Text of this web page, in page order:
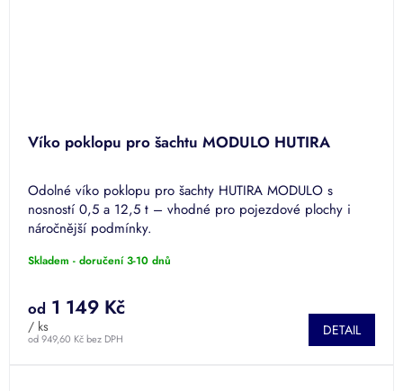
Víko poklopu pro šachtu MODULO HUTIRA
Odolné víko poklopu pro šachty HUTIRA MODULO s
nosností 0,5 a 12,5 t – vhodné pro pojezdové plochy i
náročnější podmínky.
Skladem - doručení 3-10 dnů
od 949,60 Kč bez DPH
od 1 149 Kč
/ ks DETAIL